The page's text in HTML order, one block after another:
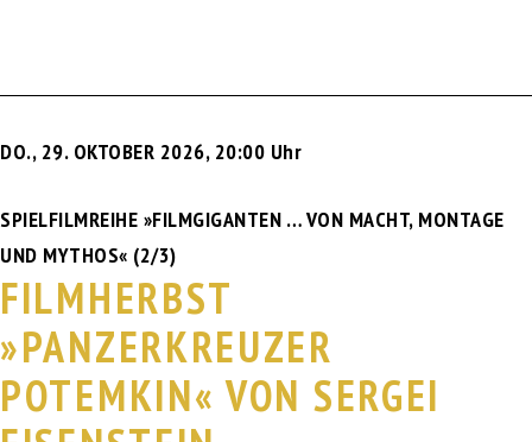
DO., 29. OKTOBER 2026, 20:00 Uhr
SPIELFILMREIHE »FILMGIGANTEN … VON MACHT, MONTAGE
UND MYTHOS« (2/3)
FILMHERBST
»PANZERKREUZER
POTEMKIN« VON SERGEI